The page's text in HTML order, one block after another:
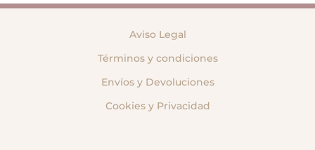
Aviso Legal
Términos y condiciones
Envíos y Devoluciones
Cookies y Privacidad